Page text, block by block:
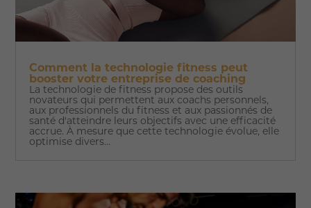
Comment la technologie fitness peut
booster votre entreprise de coaching
La technologie de fitness propose des outils
novateurs qui permettent aux coachs personnels,
aux professionnels du fitness et aux passionnés de
santé d'atteindre leurs objectifs avec une efficacité
accrue. À mesure que cette technologie évolue, elle
optimise divers...